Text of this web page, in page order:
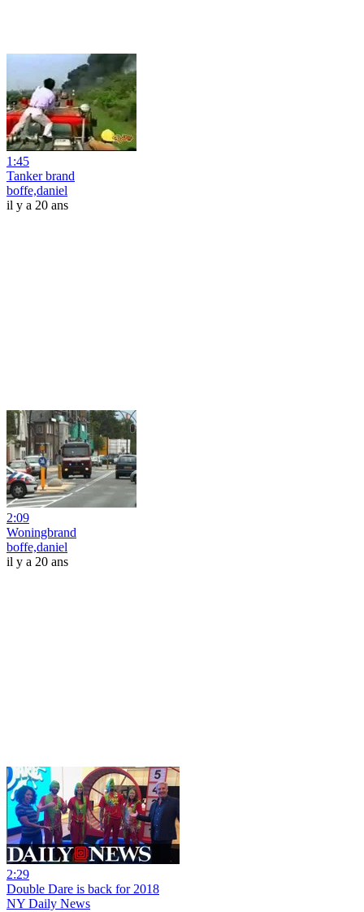
1:45
Tanker brand
boffe,daniel
il y a 20 ans
2:09
Woningbrand
boffe,daniel
il y a 20 ans
2:29
Double Dare is back for 2018
NY Daily News